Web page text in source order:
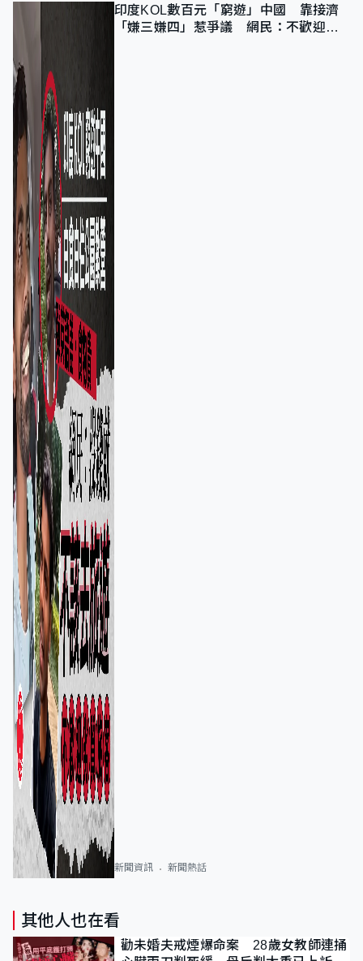
印度KOL數百元「窮遊」中國 靠接濟
「嫌三嫌四」惹爭議 網民：不歡迎劣
新聞資訊 新聞熱話
其他人也在看
勸未婚夫戒煙爆命案 28歲女教師連捅